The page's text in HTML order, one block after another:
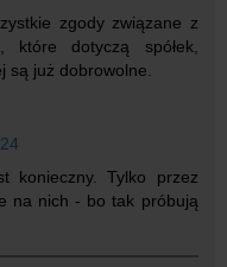
zgody związane z
które dotyczą spółek,
są już dobrowolne.
konieczny. Tylko przez
na nich - bo tak próbują